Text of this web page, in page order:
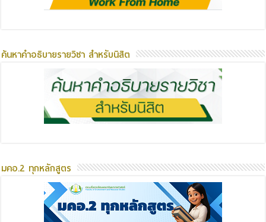
ค้นหาคำอธิบายรายวิชา สำหรับนิสิต
มคอ.2 ทุกหลักสูตร